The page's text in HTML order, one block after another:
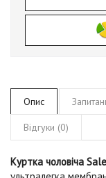
Опис
Відгуки (0)
Куртка чоловіча